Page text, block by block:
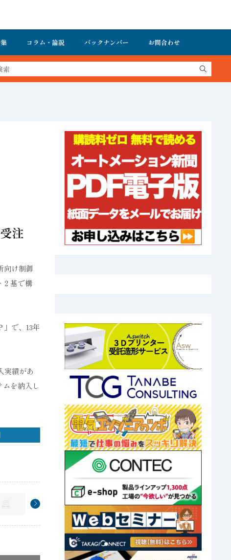
コラム・論説 バックナンバー お問合わせ
注
向け制御
２基で構
で、13年
実績があ
を納入し